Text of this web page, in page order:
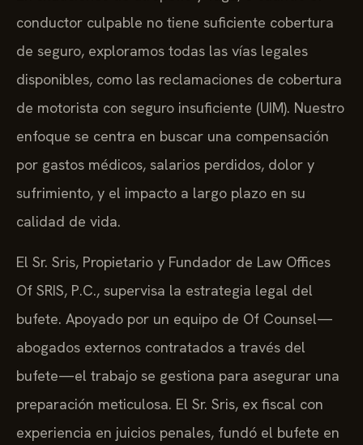
conductor culpable no tiene suficiente cobertura
de seguro, exploramos todas las vías legales
disponibles, como las reclamaciones de cobertura
de motorista con seguro insuficiente (UIM). Nuestro
enfoque se centra en buscar una compensación
por gastos médicos, salarios perdidos, dolor y
sufrimiento, y el impacto a largo plazo en su
calidad de vida.
El Sr. Sris, Propietario y Fundador de Law Offices
Of SRIS, P.C., supervisa la estrategia legal del
bufete. Apoyado por un equipo de Of Counsel—
abogados externos contratados a través del
bufete—el trabajo se gestiona para asegurar una
preparación meticulosa. El Sr. Sris, ex fiscal con
experiencia en juicios penales, fundó el bufete en